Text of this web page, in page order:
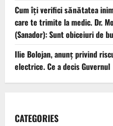
Cum îți verifici sănătatea
care te trimite la medic. Dr.
(Sanador): Sunt obiceiuri de
Ilie Bolojan, anunț privind
electrice. Ce a decis Guvernul
CATEGORIES